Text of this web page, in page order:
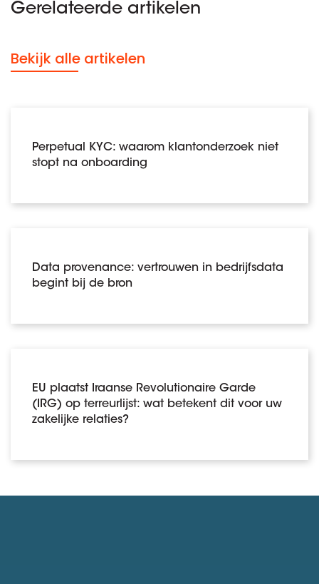
Gerelateerde artikelen
Bekijk alle artikelen
Perpetual KYC: waarom klantonderzoek niet
stopt na onboarding
Data provenance: vertrouwen in bedrijfsdata
begint bij de bron
EU plaatst Iraanse Revolutionaire Garde
(IRG) op terreurlijst: wat betekent dit voor uw
zakelijke relaties?